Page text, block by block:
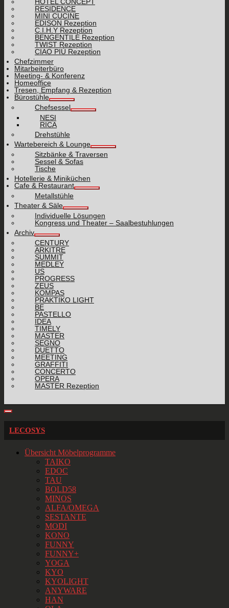
RESIDENCE
MINI CUCINE
EDISON Rezeption
C.I.H.Y Rezeption
BENGENTILE Rezeption
TWIST Rezeption
CIAO PIÙ Rezeption
Chefzimmer
Mitarbeiterbüro
Meeting- & Konferenz
Homeoffice
Tresen, Empfang & Rezeption
Bürostühle
Chefsessel
NESI
RICA
Drehstühle
Wartebereich & Lounge
Sitzbänke & Traversen
Sessel & Sofas
Tische
Hotellerie & Miniküchen
Cafe & Restaurant
Metallstühle
Theater & Säle
Individuelle Lösungen
Kongress und Theater – Saalbestuhlungen
Archiv
CENTURY
ARKITRE
SUMMIT
MEDLEY
US
PROGRESS
ZEUS
KOMPAS
PRAKTIKO LIGHT
BE
PASTELLO
IDEA
TIMELY
MASTER
SEGNO
DUETTO
MEETING
GRAFFITI
CONCERTO
OPERA
MASTER Rezeption
LECOSYS
Übersicht Möbelprogramme
TAIKO
EDOC
TAU
BOLD58
MINOS
ALFA/OMEGA
SESTANTE
MODI
KONO
FUNNY
FUNNY+
YOGA
KYO
KYOLIGHT
ANYWARE
HAN